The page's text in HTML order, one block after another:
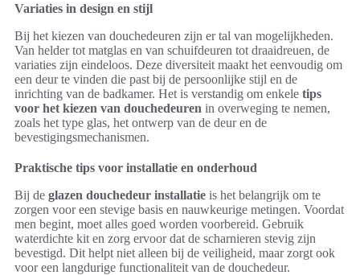
Variaties in design en stijl
Bij het kiezen van douchedeuren zijn er tal van mogelijkheden.
Van helder tot matglas en van schuifdeuren tot draaidreuen, de
variaties zijn eindeloos. Deze diversiteit maakt het eenvoudig om
een deur te vinden die past bij de persoonlijke stijl en de
inrichting van de badkamer. Het is verstandig om enkele tips
voor het kiezen van douchedeuren in overweging te nemen,
zoals het type glas, het ontwerp van de deur en de
bevestigingsmechanismen.
Praktische tips voor installatie en onderhoud
Bij de glazen douchedeur installatie is het belangrijk om te
zorgen voor een stevige basis en nauwkeurige metingen. Voordat
men begint, moet alles goed worden voorbereid. Gebruik
waterdichte kit en zorg ervoor dat de scharnieren stevig zijn
bevestigd. Dit helpt niet alleen bij de veiligheid, maar zorgt ook
voor een langdurige functionaliteit van de douchedeur.